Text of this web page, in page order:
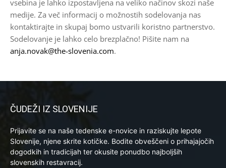
vsebina je lahko izpostavljena na veliko načinov skozi naše
medije. Za več informacij o možnostih sodelovanja nas
kontaktirajte in skupaj bomo ustvarili koristno partnerstvo.
Sodelovanje je lahko celo brezplačno! Pišite nam na
anja.novak@the-slovenia.com.
ČUDEŽI IZ SLOVENIJE
Prijavite se na naše tedenske e-novice in raziskujte lepote
Slovenije, njene skrite kotičke. Bodite obveščeni o prihajajočih
dogodkih in tradicijah ter okusite ponudbo najboljših
slovenskih restavracij.